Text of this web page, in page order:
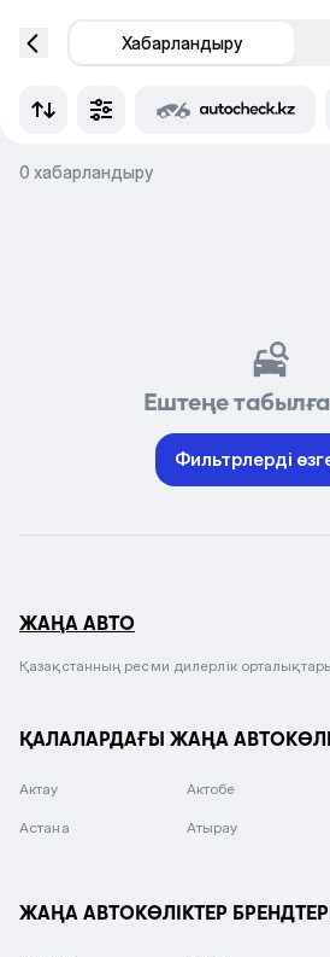
Хабарландыру
0 хабарландыру
Ештеңе
Фильтрлерді
ЖАҢА АВТО
Қазақстанның ресми дилерлік
ҚАЛАЛАРДАҒЫ ЖАҢА
Актау Актобе
Астана Атырау
ЖАҢА АВТОКӨЛІКТЕР